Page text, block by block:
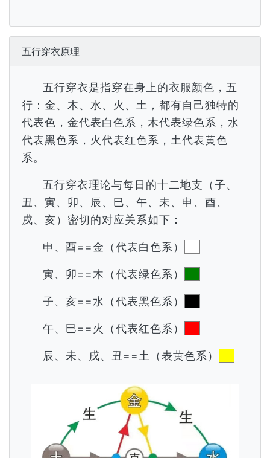
五行穿衣原理
五行穿衣是指穿在身上的衣服颜色，五
行：金、木、水、火、土，都有自己独特的
代表色，金代表白色系，木代表绿色系，水
代表黑色系，火代表红色系，土代表黄色
系。
五行穿衣理论与每日的十二地支（子、
丑、寅、卯、辰、巳、午、未、申、酉、
戌、亥）密切的对应关系如下：
申、酉==金（代表白色系）
寅、卯==木（代表绿色系）
子、亥==水（代表黑色系）
午、巳==火（代表红色系）
辰、未、戌、丑==土（表黄色系）